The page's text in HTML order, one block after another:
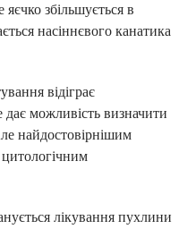
збільшується в
насіннєвого канатика
відіграє
дає можливість визначити
найдостовірнішим
лікування пухлини